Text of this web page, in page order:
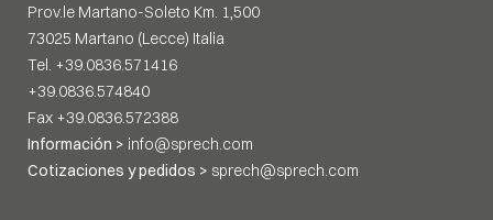
Prov.le Martano-Soleto Km. 1,500
73025 Martano (Lecce) Italia
Tel. +39.0836.571416
+39.0836.574840
Fax +39.0836.572388
Información > info@sprech.com
Cotizaciones y pedidos > sprech@sprech.com